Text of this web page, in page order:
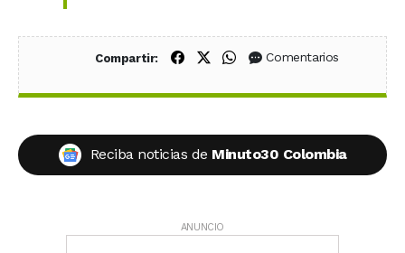
Compartir: Compartir en Facebook
Compartir en X (Twitter)
Compartir en WhatsApp
Comentarios
Reciba noticias de Minuto30 Colombia
ANUNCIO